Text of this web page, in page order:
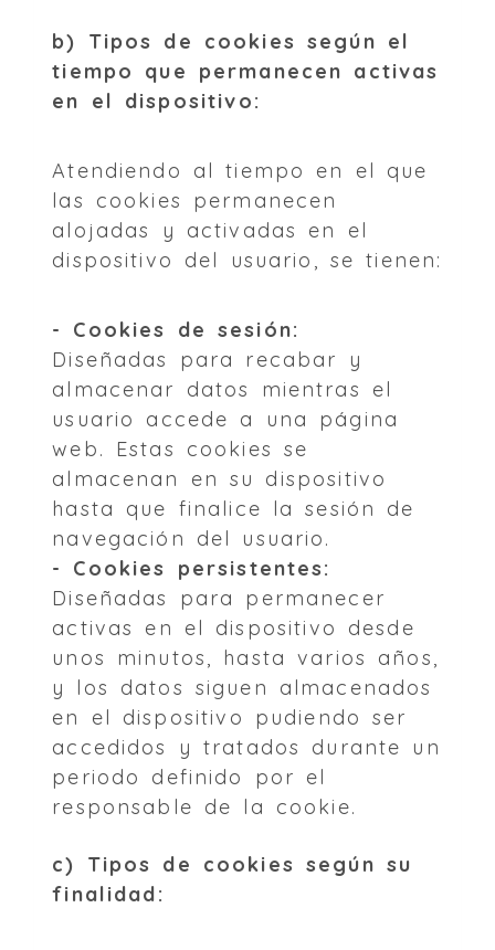
b) Tipos de cookies según el
tiempo que permanecen activas
en el dispositivo:
Atendiendo al tiempo en el que
las cookies permanecen
alojadas y activadas en el
dispositivo del usuario, se tienen:
- Cookies de sesión:
Diseñadas para recabar y
almacenar datos mientras el
usuario accede a una página
web. Estas cookies se
almacenan en su dispositivo
hasta que finalice la sesión de
navegación del usuario.
- Cookies persistentes:
Diseñadas para permanecer
activas en el dispositivo desde
unos minutos, hasta varios años,
y los datos siguen almacenados
en el dispositivo pudiendo ser
accedidos y tratados durante un
periodo definido por el
responsable de la cookie.
c) Tipos de cookies según su
finalidad: